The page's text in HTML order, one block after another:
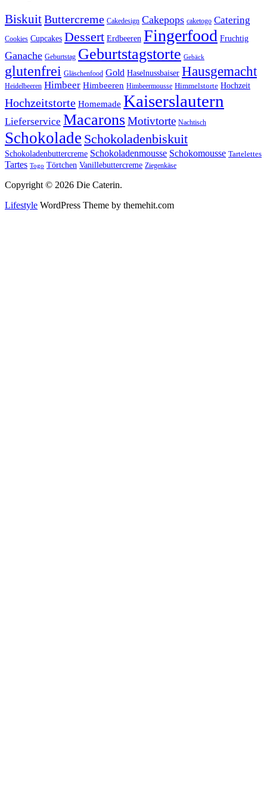
BiskuitButtercreme Cakedesign Cakepops caketogo Catering
Cookies Cupcakes Dessert Erdbeeren Fingerfood Fruchtig
Ganache Geburtstag Geburtstagstorte Gebäck
glutenfrei Gläschenfood Gold Haselnussbaiser Hausgemacht
Heidelbeeren Himbeer Himbeeren Himbeermousse Himmelstorte Hochzeit
Hochzeitstorte Homemade Kaiserslautern
Lieferservice MacaronsMotivtorte Nachtisch
Schokolade Schokoladenbiskuit
Schokoladenbuttercreme Schokoladenmousse Schokomousse Tartelettes
Tartes Togo Törtchen Vanillebuttercreme Ziegenkäse
Copyright © 2026 Die Caterin.
Lifestyle WordPress Theme by themehit.com